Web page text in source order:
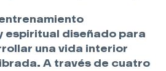
espiritual diseñado para
una vida interior
A través de cuatro